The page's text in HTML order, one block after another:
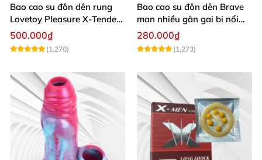
Bao cao su đôn dên rung
Lovetoy Pleasure X-Tender
tăng kích thước mạnh
500.000₫
(1,276)
Bao cao su đôn dên Brave
man nhiều gân gai bi nổi
tăng kích thước
280.000₫
(1,273)